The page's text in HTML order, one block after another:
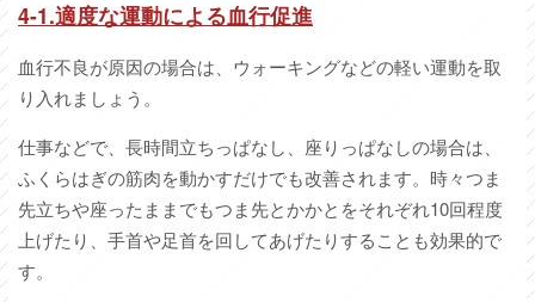
4-1.適度な運動による血行促進
血行不良が原因の場合は、ウォーキングなどの軽い運動を取
り入れましょう。
仕事などで、長時間立ちっぱなし、座りっぱなしの場合は、
ふくらはぎの筋肉を動かすだけでも改善されます。時々つま
先立ちや座ったままでもつま先とかかとをそれぞれ10回程度
上げたり、手首や足首を回してあげたりすることも効果的で
す。